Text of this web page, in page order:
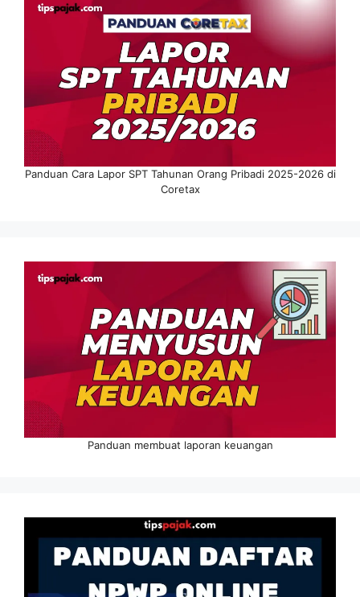
Panduan Cara Lapor SPT Tahunan Orang Pribadi 2025-2026 di
Coretax
Panduan membuat laporan keuangan